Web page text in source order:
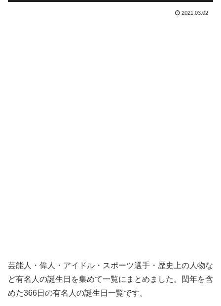
2021.03.02
芸能人・偉人・アイドル・スポーツ選手・歴史上の人物な
ど有名人の誕生日を集めて一覧にまとめました。閏年を含
めた366日の有名人の誕生日一覧です。